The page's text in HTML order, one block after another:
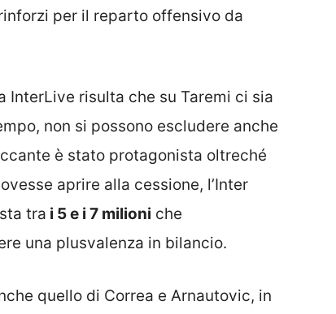
per il reparto offensivo da
InterLive risulta che su Taremi ci sia
non si possono escludere anche
è stato protagonista oltreché
aprire alla cessione, l’Inter
tra i 5 e i 7 milioni che
una plusvalenza in bilancio.
quello di Correa e Arnautovic, in